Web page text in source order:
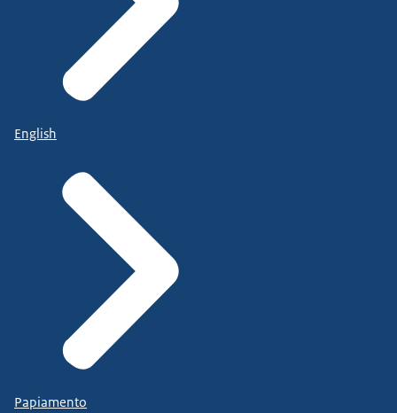
English
Papiamento